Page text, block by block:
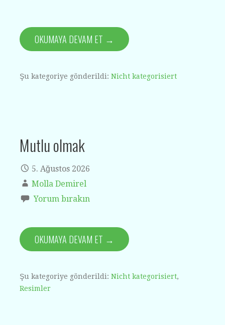
OKUMAYA DEVAM ET →
Şu kategoriye gönderildi: Nicht kategorisiert
Mutlu olmak
5. Ağustos 2026
Molla Demirel
Yorum bırakın
OKUMAYA DEVAM ET →
Şu kategoriye gönderildi: Nicht kategorisiert,
Resimler